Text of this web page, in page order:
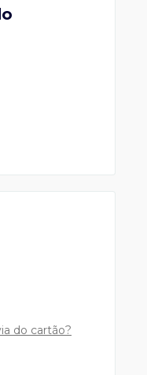
Centros)
feira, das
nossos
remessa e
pronto
do cartão?